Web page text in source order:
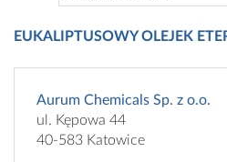
EUKALIPTUSOWY OLEJEK
Aurum Chemicals Sp. z o.o.
ul. Kępowa 44
40-583 Katowice